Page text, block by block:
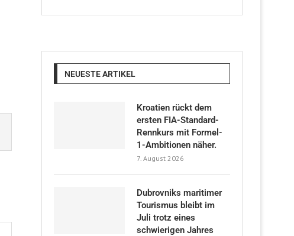
NEUESTE ARTIKEL
Kroatien rückt dem
ersten FIA-Standard-
Rennkurs mit Formel-
1-Ambitionen näher.
7. August 2026
Dubrovniks maritimer
Tourismus bleibt im
Juli trotz eines
schwierigen Jahres